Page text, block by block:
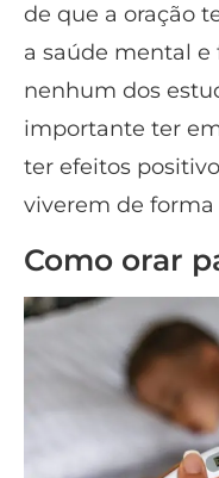
de que a oração
a saúde mental e
nenhum dos
importante ter
ter efeitos
viverem de forma
Como orar